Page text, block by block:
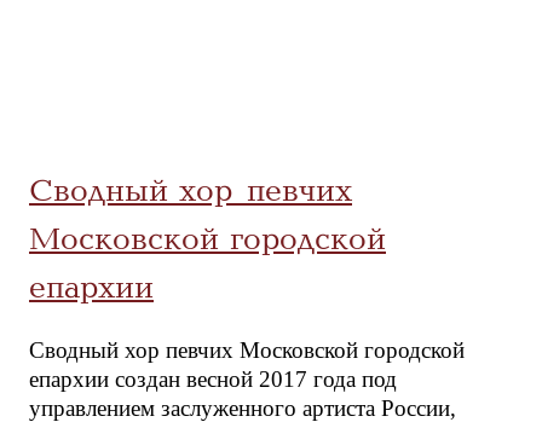
Сводный хор певчих
Московской городской
епархии
Сводный хор певчих Московской городской
епархии создан весной 2017 года под
управлением заслуженного артиста России,